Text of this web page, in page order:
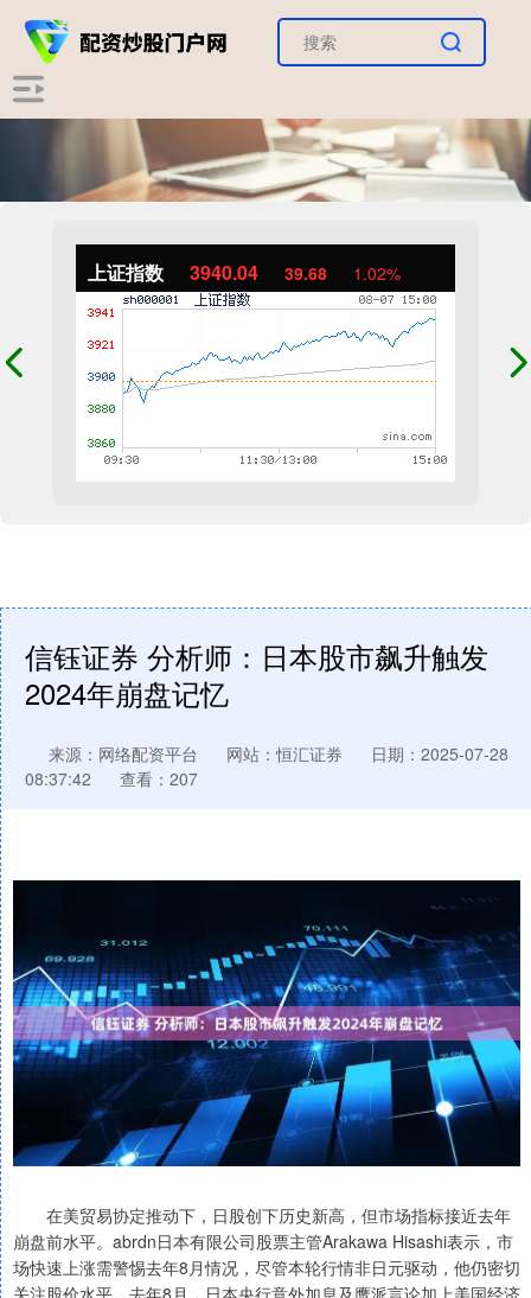
上证指数 3940.04 39.68 1.02%
信钰证券 分析师：日本股市飙升触发
2024年崩盘记忆
来源：网络配资平台 网站：恒汇证券
日期：2025-07-28
08:37:42
查看：207
在美贸易协定推动下，日股创下历史新高，但市场指标接近去年
崩盘前水平。abrdn日本有限公司股票主管Arakawa Hisashi表示，市
场快速上涨需警惕去年8月情况，尽管本轮行情非日元驱动，他仍密切
关注股价水平。去年8月，日本央行意外加息及鹰派言论加上美国经济